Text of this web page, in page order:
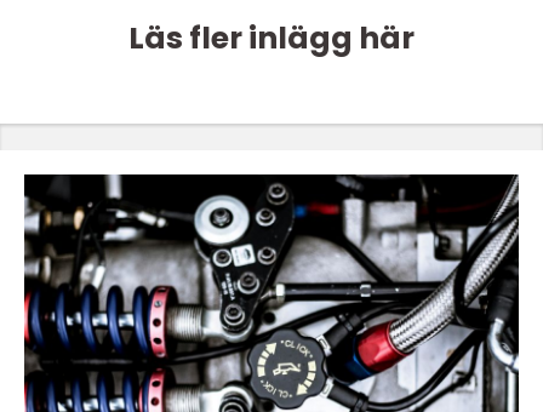
Läs fler inlägg här